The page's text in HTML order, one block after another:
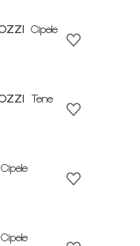
Cipele
Tene
Cipele
Cipele